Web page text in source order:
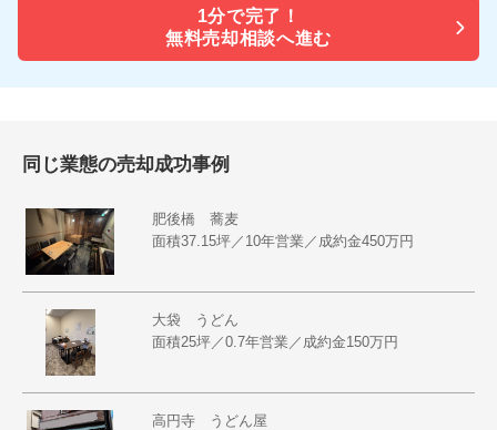
1分で完了！
無料売却相談へ進む
同じ業態の売却成功事例
肥後橋 蕎麦
面積37.15坪／10年営業／成約金450万円
大袋 うどん
面積25坪／0.7年営業／成約金150万円
高円寺 うどん屋